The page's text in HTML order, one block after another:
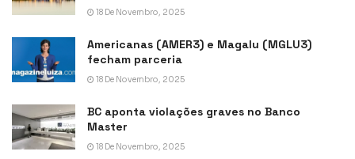
18 De Novembro, 2025
Americanas (AMER3) e Magalu (MGLU3)
fecham parceria
18 De Novembro, 2025
BC aponta violações graves no Banco
Master
18 De Novembro, 2025